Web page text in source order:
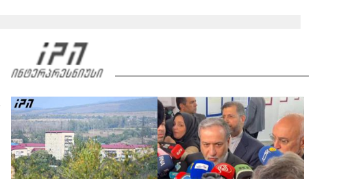
ვიდეომიმართვა
04:19
"ეს ის ადგილია, საიდანაც გუშინდელი ვიდეო
ვირუსულად გავრცელდა.... დანარჩენი თქვენ
განსაჯეთ, რამდენად შესაძლებელია აქ
ადამიანის გადავარდნა" - რა კადრებს
აქვეყნებს კობა ახალაძე მლეთიდან, სადაც 12
წლის წინ გურამ დადიანიძე გაუჩინარდა?
"მოსალოდნელია წვიმა, ელჭექი, სეტყვა და
ქარის გაძლიერება" - სად როგორი ამინდი
იქნება უახლოეს დღეებში?